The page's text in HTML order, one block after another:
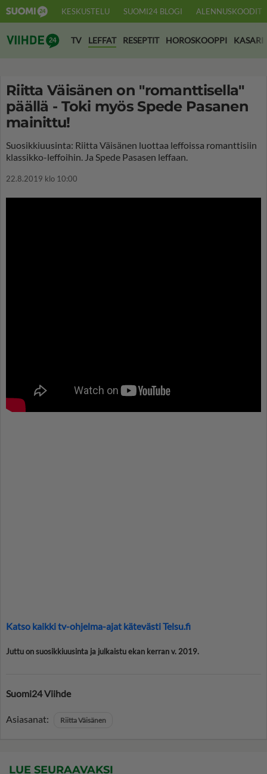
KESKUSTELU SUOMI24 BLOGI ALENNUSKOODIT
Suomi24 Viihde
TV LEFFAT RESEPTIT HOROSKOOPPI KASARI
Riitta Väisänen on "romanttisella"
päällä - Toki myös Spede Pasanen
mainittu!
Suosikkiuusinta: Riitta Väisänen luottaa leffoissa romanttisiin
klassikko-leffoihin. Ja Spede Pasasen leffaan.
22.8.2019 klo 10:00
Katso kaikki tv-ohjelma-ajat kätevästi Telsu.fi
Juttu on suosikkiuusinta ja julkaistu ekan kerran v. 2019.
Suomi24 Viihde
Asiasanat: Riitta Väisänen
LUE SEURAAVAKSI